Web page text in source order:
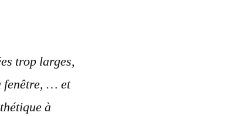
trop larges,
fenêtre, … et
à